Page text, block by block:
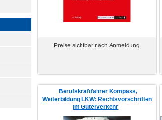
Preise sichtbar nach Anmeldung
Berufskraftfahrer Kompass,
Weiterbildung LKW: Rechtsvorschriften
im Güterverkehr